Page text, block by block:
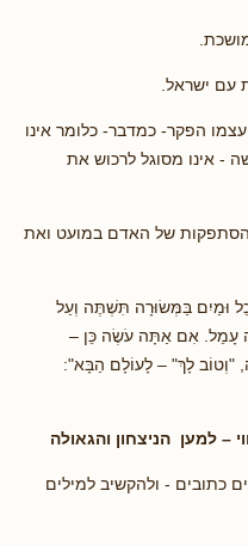
עם ישראל.
הפקר- כמדבר- כלומר אינו
- אינו מסוגל לרכוש את
של האדם במועט ואת
וּמַיִם בַּמְּשׂוּרָה תִּשְׁתֶּה וְעַל
עָמֵל. אִם אַתָּה עֹשֶׂה כֵּן –
"וְטוֹב לָךְ" – לָעוֹלָם הַבָּא":
– למען הניצחון והגאולה
כתובים - ולהקשיב למילים